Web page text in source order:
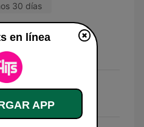
30 días
Were Trouble.
en línea
APP